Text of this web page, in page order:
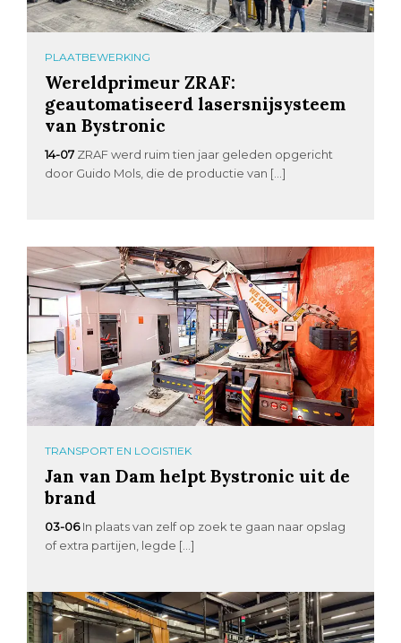
PLAATBEWERKING
Wereldprimeur ZRAF:
geautomatiseerd lasersnijsysteem
van Bystronic
14-07 ZRAF werd ruim tien jaar geleden opgericht
door Guido Mols, die de productie van […]
TRANSPORT EN LOGISTIEK
Jan van Dam helpt Bystronic uit de
brand
03-06 In plaats van zelf op zoek te gaan naar opslag
of extra partijen, legde […]